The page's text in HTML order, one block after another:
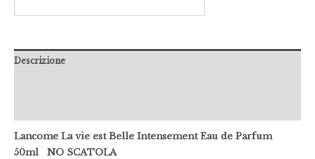
Descrizione
Lancome La vie est Belle Intensement Eau de Parfum
50ml NO SCATOLA